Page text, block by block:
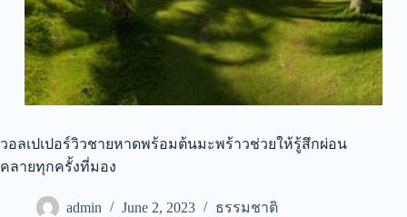
วอลเปเปอร์วิวชายหาดพร้อมต้นมะพร้าวช่วยให้รู้สึกผ่อน
คลายทุกครั้งที่มอง
admin June 2, 2023 ธรรมชาติ